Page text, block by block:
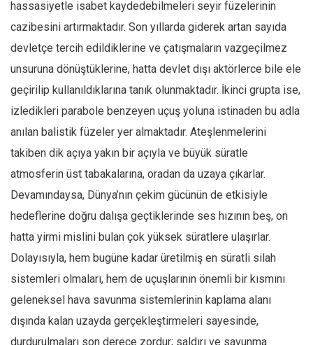
hassasiyetle isabet kaydedebilmeleri seyir füzelerinin
cazibesini artırmaktadır. Son yıllarda giderek artan sayıda
devletçe tercih edildiklerine ve çatışmaların vazgeçilmez
unsuruna dönüştüklerine, hatta devlet dışı aktörlerce bile ele
geçirilip kullanıldıklarına tanık olunmaktadır. İkinci grupta ise,
izledikleri parabole benzeyen uçuş yoluna istinaden bu adla
anılan balistik füzeler yer almaktadır. Ateşlenmelerini
takiben dik açıya yakın bir açıyla ve büyük süratle
atmosferin üst tabakalarına, oradan da uzaya çıkarlar.
Devamındaysa, Dünya’nın çekim gücünün de etkisiyle
hedeflerine doğru dalışa geçtiklerinde ses hızının beş, on
hatta yirmi mislini bulan çok yüksek süratlere ulaşırlar.
Dolayısıyla, hem bugüne kadar üretilmiş en süratli silah
sistemleri olmaları, hem de uçuşlarının önemli bir kısmını
geleneksel hava savunma sistemlerinin kaplama alanı
dışında kalan uzayda gerçekleştirmeleri sayesinde,
durdurulmaları son derece zordur; saldırı ve savunma